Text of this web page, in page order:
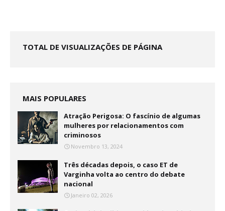
TOTAL DE VISUALIZAÇÕES DE PÁGINA
MAIS POPULARES
Atração Perigosa: O fascínio de algumas
mulheres por relacionamentos com
criminosos
Novembro 13, 2024
Três décadas depois, o caso ET de
Varginha volta ao centro do debate
nacional
Janeiro 02, 2026